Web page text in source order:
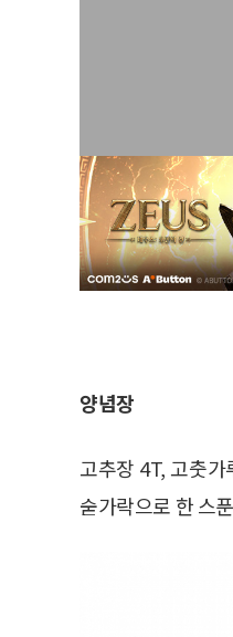
양념장
고추장 4T, 고춧
숟가락으로 한 스